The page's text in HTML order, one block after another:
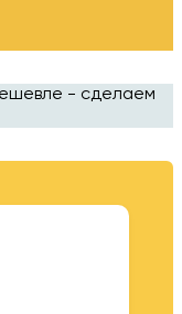
- сделаем